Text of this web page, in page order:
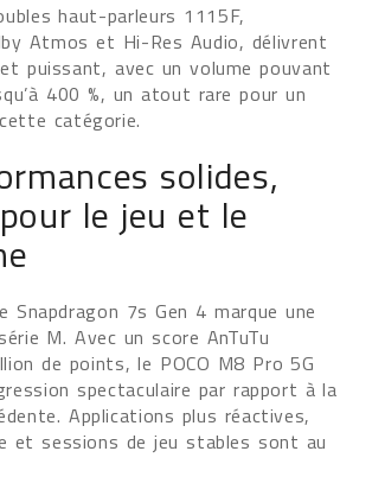
haut-parleurs 1115F,
Atmos et Hi-Res Audio, délivrent
puissant, avec un volume pouvant
400 %, un atout rare pour un
catégorie.
solides,
le jeu et le
Snapdragon 7s Gen 4 marque une
M. Avec un score AnTuTu
de points, le POCO M8 Pro 5G
spectaculaire par rapport à la
Applications plus réactives,
et sessions de jeu stables sont au